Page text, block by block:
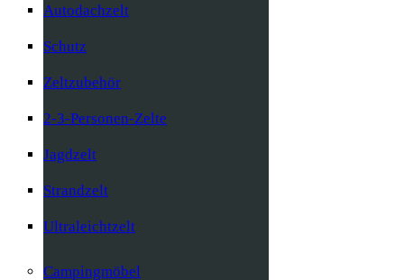
Autodachzelt
Schutz
Zeltzubehör
2-3-Personen-Zelte
Jagdzelt
Strandzelt
Ultraleichtzelt
Campingmöbel